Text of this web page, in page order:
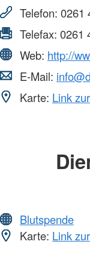
Telefon: 0261
Telefax: 0261
Web: http://
E-Mail:
Karte: Link
Blutspende
Karte: Link